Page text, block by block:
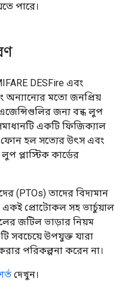
পারে।
DESFire এবং
অন্যান্যের মতো জনপ্রিয়
জন্য বন্ধ লুপ
একটি ফিজিক্যাল
ফোন হল সত্যের উৎস এবং
প্লাস্টিক কার্ডের
(PTOs) তাদের বিদ্যমান
একই প্রোটোকল সহ ভার্চুয়াল
জটিল ভাড়ার নিয়ম
সবচেয়ে উপযুক্ত যারা
পরিকল্পনা করেন না।
দেখুন।